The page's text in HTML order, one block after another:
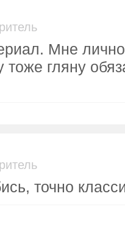
Мне
тоже гляну
точно